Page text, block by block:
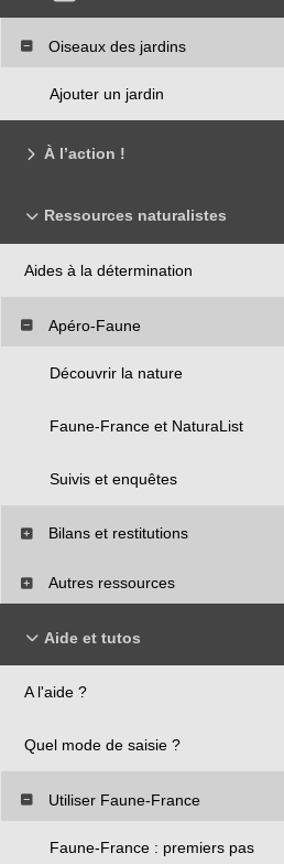
Oiseaux des jardins
Ajouter un jardin
À l’action !
Ressources naturalistes
Aides à la détermination
Apéro-Faune
Découvrir la nature
Faune-France et NaturaList
Suivis et enquêtes
Bilans et restitutions
Autres ressources
Aide et tutos
A l'aide ?
Quel mode de saisie ?
Utiliser Faune-France
Faune-France : premiers pas